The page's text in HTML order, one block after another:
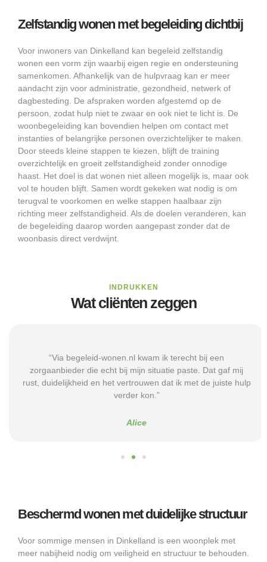
Zelfstandig wonen met begeleiding dichtbij
Voor inwoners van Dinkelland kan begeleid zelfstandig
wonen een vorm zijn waarbij eigen regie en ondersteuning
samenkomen. Afhankelijk van de hulpvraag kan er meer
aandacht zijn voor administratie, gezondheid, netwerk of
dagbesteding. De afspraken worden afgestemd op de
persoon, zodat hulp niet te zwaar en ook niet te licht is. De
woonbegeleiding kan bovendien helpen om contact met
instanties of belangrijke personen overzichtelijker te maken.
Door steeds kleine stappen te kiezen, blijft de training
overzichtelijk en groeit zelfstandigheid zonder onnodige
haast. Het doel is dat wonen niet alleen mogelijk is, maar ook
vol te houden blijft. Samen wordt gekeken wat nodig is om
terugval te voorkomen en welke stappen haalbaar zijn
richting meer zelfstandigheid. Als de doelen veranderen, kan
de begeleiding daarop worden aangepast zonder dat de
woonbasis direct verdwijnt.
INDRUKKEN
Wat cliënten zeggen
“Via begeleid-wonen.nl kwam ik terecht bij een
zorgaanbieder die echt bij mijn situatie paste. Dat gaf mij
rust, duidelijkheid en het vertrouwen dat ik met de juiste hulp
verder kon.”
Alice
Beschermd wonen met duidelijke structuur
Voor sommige mensen in Dinkelland is een woonplek met
meer nabijheid nodig om veiligheid en structuur te behouden.